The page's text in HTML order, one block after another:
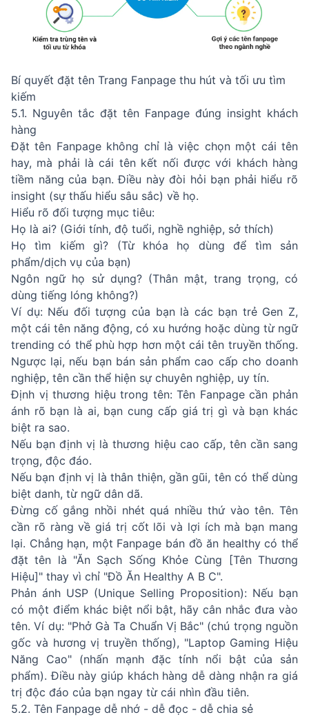
Bí quyết đặt tên Trang Fanpage thu hút và tối ưu tìm
kiếm
5.1. Nguyên tắc đặt tên Fanpage đúng insight khách
hàng
Đặt tên Fanpage không chỉ là việc chọn một cái tên
hay, mà phải là cái tên kết nối được với khách hàng
tiềm năng của bạn. Điều này đòi hỏi bạn phải hiểu rõ
insight (sự thấu hiểu sâu sắc) về họ.
Hiểu rõ đối tượng mục tiêu:
Họ là ai? (Giới tính, độ tuổi, nghề nghiệp, sở thích)
Họ tìm kiếm gì? (Từ khóa họ dùng để tìm sản
phẩm/dịch vụ của bạn)
Ngôn ngữ họ sử dụng? (Thân mật, trang trọng, có
dùng tiếng lóng không?)
Ví dụ: Nếu đối tượng của bạn là các bạn trẻ Gen Z,
một cái tên năng động, có xu hướng hoặc dùng từ ngữ
trending có thể phù hợp hơn một cái tên truyền thống.
Ngược lại, nếu bạn bán sản phẩm cao cấp cho doanh
nghiệp, tên cần thể hiện sự chuyên nghiệp, uy tín.
Định vị thương hiệu trong tên: Tên Fanpage cần phản
ánh rõ bạn là ai, bạn cung cấp giá trị gì và bạn khác
biệt ra sao.
Nếu bạn định vị là thương hiệu cao cấp, tên cần sang
trọng, độc đáo.
Nếu bạn định vị là thân thiện, gần gũi, tên có thể dùng
biệt danh, từ ngữ dân dã.
Đừng cố gắng nhồi nhét quá nhiều thứ vào tên. Tên
cần rõ ràng về giá trị cốt lõi và lợi ích mà bạn mang
lại. Chẳng hạn, một Fanpage bán đồ ăn healthy có thể
đặt tên là "Ăn Sạch Sống Khỏe Cùng [Tên Thương
Hiệu]" thay vì chỉ "Đồ Ăn Healthy A B C".
Phản ánh USP (Unique Selling Proposition): Nếu bạn
có một điểm khác biệt nổi bật, hãy cân nhắc đưa vào
tên. Ví dụ: "Phở Gà Ta Chuẩn Vị Bắc" (chú trọng nguồn
gốc và hương vị truyền thống), "Laptop Gaming Hiệu
Năng Cao" (nhấn mạnh đặc tính nổi bật của sản
phẩm). Điều này giúp khách hàng dễ dàng nhận ra giá
trị độc đáo của bạn ngay từ cái nhìn đầu tiên.
5.2. Tên Fanpage dễ nhớ - dễ đọc - dễ chia sẻ